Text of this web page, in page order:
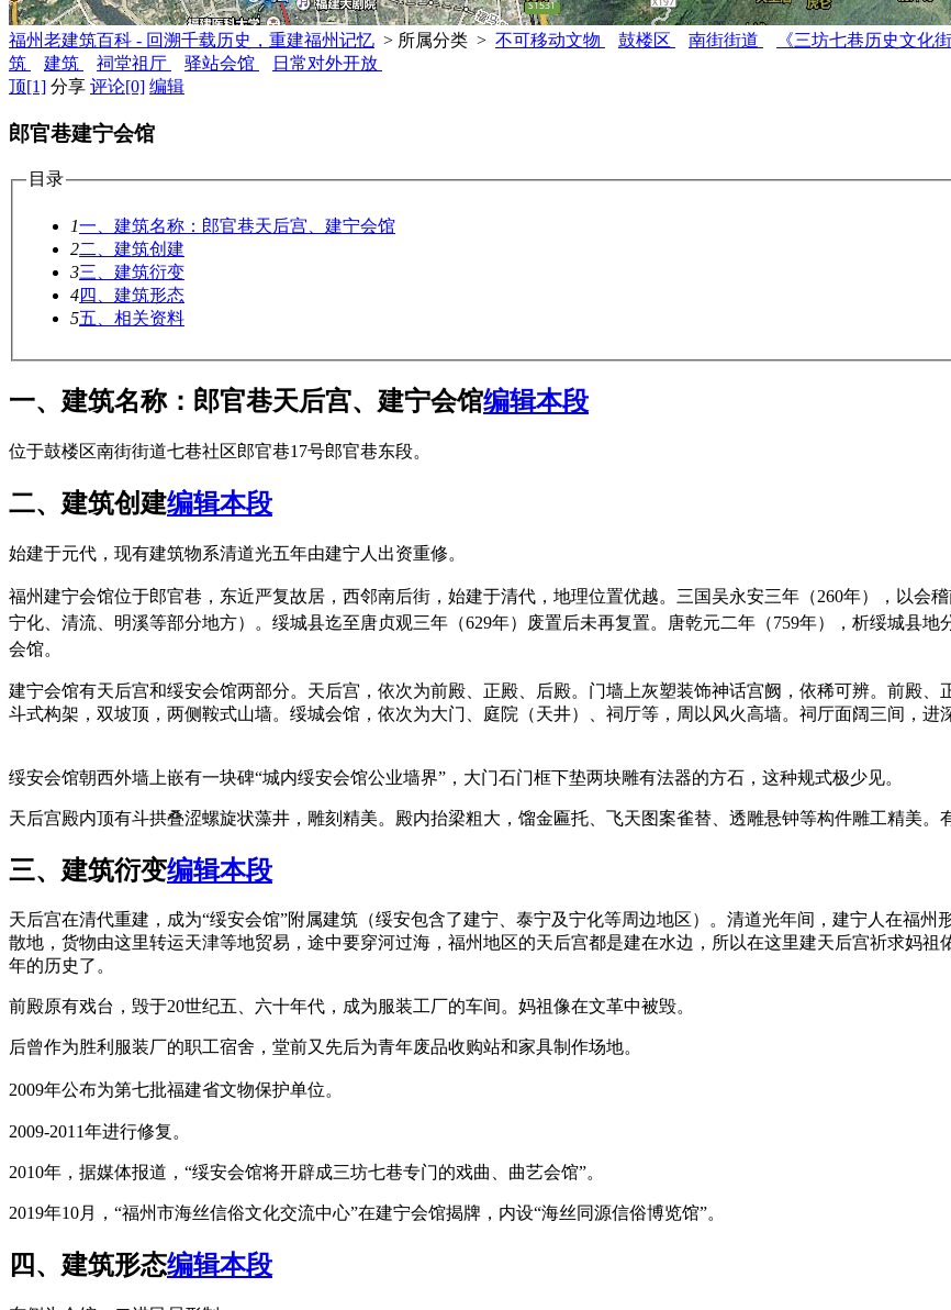
福州老建筑百科 - 回溯千载历史，重建福州记忆 > 所属分类 > 不可移动文物 鼓楼区 南街街道 《三坊七巷历史文化
筑
建筑 祠堂祖厅 驿站会馆
日常对外开放
顶[1] 分享 评论[0] 编辑
郎官巷建宁会馆
目录
1一、建筑名称：郎官巷天后宫、建宁会馆
2二、建筑创建
3三、建筑衍变
4四、建筑形态
5五、相关资料
一、建筑名称：郎官巷天后宫、建宁会馆编辑本段
位于鼓楼区南街街道七巷社区郎官巷17号郎官巷东段。
二、建筑创建编辑本段
始建于元代，现有建筑物系清道光五年由建宁人出资重修。
福州建宁会馆位于郎官巷， 东近严复故居， 西邻南后街， 始建于清代 ，地理位置优越。三国吴永安三年（260年），以会
宁化、清流、明溪等部分地方）。绥城县迄至唐贞观三年（629年）废置后未再复置。唐乾元二年（759年），析绥城县
会馆。
建宁会馆有天后宫和绥安会馆两部分。天后宫，依次为前殿、正殿、后殿。门墙上灰塑装饰神话宫阙，依稀可辨。前殿
斗式构架，双坡顶，两侧鞍式山墙。绥城会馆，依次为大门、庭院（天井）、祠厅等，周以风火高墙。祠厅面阔三间，进
绥安会馆朝西外墙上嵌有一块碑“城内绥安会馆公业墙界”，大门石门框下垫两块雕有法器的方石，这种规式极少见。
天后宫殿内顶有斗拱叠涩螺旋状藻井，雕刻精美。殿内抬梁粗大，馏金匾托、飞天图案雀替、透雕悬钟等构件雕工精美。
三、建筑衍变编辑本段
天后宫在清代重建，成为“绥安会馆”附属建筑（绥安包含了建宁、泰宁及宁化等周边地区）。清道光年间，建宁人在福
散地，货物由这里转运天津等地贸易，途中要穿河过海，福州地区的天后宫都是建在水边，所以在这里建天后宫祈求妈
年的历史了。
前殿原有戏台，毁于20世纪五、六十年代，成为服装工厂的车间。妈祖像在文革中被毁。
后曾作为胜利服装厂的职工宿舍，堂前又先后为青年废品收购站和家具制作场地。
2009年公布为第七批福建省文物保护单位。
2009-2011年进行修复。
2010年，据媒体报道，“绥安会馆将开辟成三坊七巷专门的戏曲、曲艺会馆”。
2019年10月，“福州市海丝信俗文化交流中心”在建宁会馆揭牌，内设“海丝同源信俗博览馆”。
四、建筑形态编辑本段